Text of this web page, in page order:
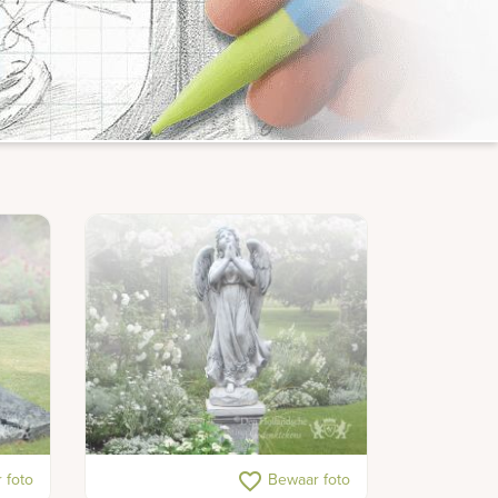
foto favorite_border Bewaar foto